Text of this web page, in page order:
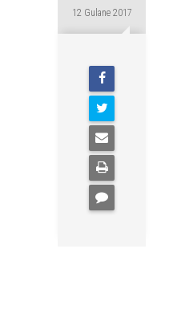
12 Gulane 2017